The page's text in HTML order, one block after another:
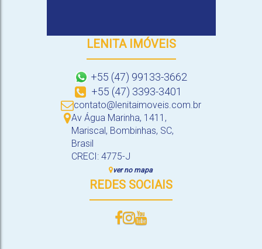
LENITA IMÓVEIS
+55 (47) 99133-3662
+55 (47) 3393-3401
contato@lenitaimoveis.com.br
Av Água Marinha, 1411 ,
Mariscal, Bombinhas, SC,
Brasil
CRECI: 4775-J
ver no mapa
REDES SOCIAIS